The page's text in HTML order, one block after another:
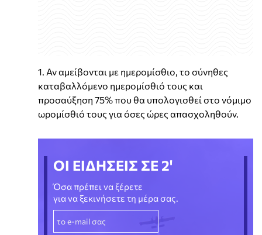
1. Αν αμείβονται με ημερομίσθιο, το σύνηθες
καταβαλλόμενο ημερομίσθιό τους και
προσαύξηση 75% που θα υπολογισθεί στο νόμιμο
ωρομίσθιό τους για όσες ώρες απασχοληθούν.
ΟΙ ΕΙΔΗΣΕΙΣ ΣΕ 2'
Όσα πρέπει να ξέρετε
για να ξεκινήσετε τη μέρα σας.